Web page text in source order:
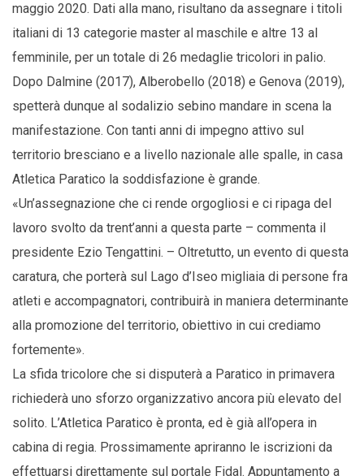
maggio 2020. Dati alla mano, risultano da assegnare i titoli
italiani di 13 categorie master al maschile e altre 13 al
femminile, per un totale di 26 medaglie tricolori in palio.
Dopo Dalmine (2017), Alberobello (2018) e Genova (2019),
spetterà dunque al sodalizio sebino mandare in scena la
manifestazione. Con tanti anni di impegno attivo sul
territorio bresciano e a livello nazionale alle spalle, in casa
Atletica Paratico la soddisfazione è grande.
«Un’assegnazione che ci rende orgogliosi e ci ripaga del
lavoro svolto da trent’anni a questa parte – commenta il
presidente Ezio Tengattini. – Oltretutto, un evento di questa
caratura, che porterà sul Lago d’Iseo migliaia di persone fra
atleti e accompagnatori, contribuirà in maniera determinante
alla promozione del territorio, obiettivo in cui crediamo
fortemente».
La sfida tricolore che si disputerà a Paratico in primavera
richiederà uno sforzo organizzativo ancora più elevato del
solito. L’Atletica Paratico è pronta, ed è già all’opera in
cabina di regia. Prossimamente apriranno le iscrizioni da
effettuarsi direttamente sul portale Fidal. Appuntamento a